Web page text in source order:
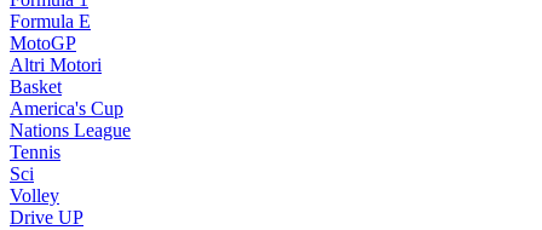
Formula E
MotoGP
Altri Motori
Basket
America's Cup
Nations League
Tennis
Sci
Volley
Drive UP